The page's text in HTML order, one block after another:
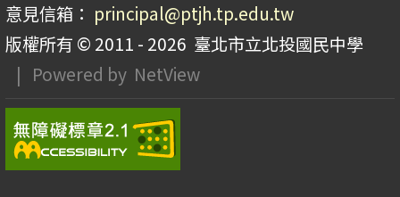
意見信箱： principal@ptjh.tp.edu.tw
版權所有 © 2011 - 2026 臺北市立北投國民中學
| Powered by NetView